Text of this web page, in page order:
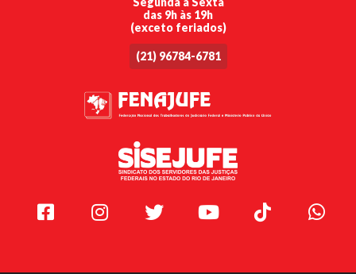
das 9h às 19h
(exceto feriados)
(21) 96784-6781
Facebook Instagram Twitter Youtube TikTok